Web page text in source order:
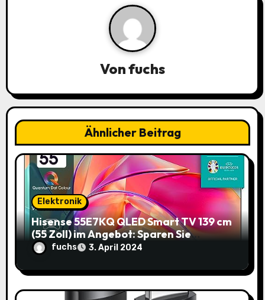
g
t
o
n
Vonfuchs
Ähnlicher Beitrag
Elektronik
Hisense 55E7KQ QLED Smart TV 139 cm
(55 Zoll) im Angebot: Sparen Sie
145,85€!
fuchs 3. April 2024